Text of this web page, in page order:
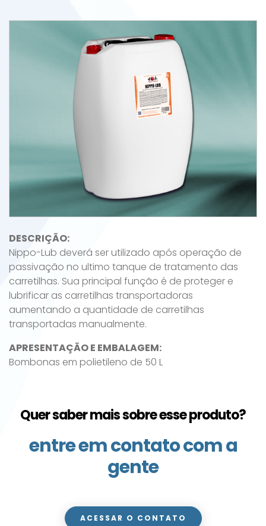
DESCRIÇÃO:
Nippo-Lub deverá ser utilizado após operação de
passivação no ultimo tanque de tratamento das
carretilhas. Sua principal função é de proteger e
lubrificar as carretilhas transportadoras
aumentando a quantidade de carretilhas
transportadas manualmente.
APRESENTAÇÃO E EMBALAGEM:
Bombonas em polietileno de 50 L
Quer saber mais sobre esse produto?
entre em contato com a
gente
ACESSAR O CONTATO